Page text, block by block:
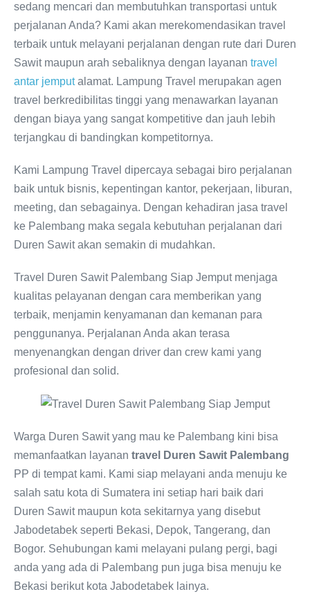
sedang mencari dan membutuhkan transportasi untuk
perjalanan Anda? Kami akan merekomendasikan travel
terbaik untuk melayani perjalanan dengan rute dari Duren
Sawit maupun arah sebaliknya dengan layanan travel
antar jemputalamat. Lampung Travel merupakan agen
travel berkredibilitas tinggi yang menawarkan layanan
dengan biaya yang sangat kompetitive dan jauh lebih
terjangkau di bandingkan kompetitornya.
Kami Lampung Travel dipercaya sebagai biro perjalanan
baik untuk bisnis, kepentingan kantor, pekerjaan, liburan,
meeting, dan sebagainya. Dengan kehadiran jasa travel
ke Palembang maka segala kebutuhan perjalanan dari
Duren Sawit akan semakin di mudahkan.
Travel Duren Sawit Palembang Siap Jemput menjaga
kualitas pelayanan dengan cara memberikan yang
terbaik, menjamin kenyamanan dan kemanan para
penggunanya. Perjalanan Anda akan terasa
menyenangkan dengan driver dan crew kami yang
profesional dan solid.
Warga Duren Sawit yang mau ke Palembang kini bisa
memanfaatkan layanan travel Duren Sawit Palembang
PP di tempat kami. Kami siap melayani anda menuju ke
salah satu kota di Sumatera ini setiap hari baik dari
Duren Sawit maupun kota sekitarnya yang disebut
Jabodetabek seperti Bekasi, Depok, Tangerang, dan
Bogor. Sehubungan kami melayani pulang pergi, bagi
anda yang ada di Palembang pun juga bisa menuju ke
Bekasi berikut kota Jabodetabek lainya.